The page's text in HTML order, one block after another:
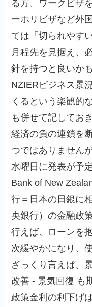
る方、ワークビザ
ーホリビザなど外
ては「切られやす
月程先を見据え、
針を持つと良いか
NZIERビジネス景
くるという楽観的
も併せて記してお
経済の負の連鎖を
つではありません
水曜日に発表が予
Bank of New
行＝日本の日銀に
央銀行）の金融政
行えば、ローンを
次緩やかになり、
ざっくり言えば、
改善 ‐ 景気回復 も
政策金利の利下げ